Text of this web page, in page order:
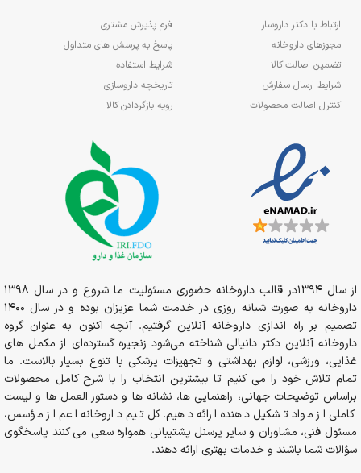
ارتباط با دکتر داروساز
مجوزهای داروخانه
تضمین اصالت کالا
شرایط ارسال سفارش
کنترل اصالت محصولات
فرم پذیرش مشتری
پاسخ به پرسش های متداول
شرایط استفاده
تاریخچه داروسازی
رویه بازگردادن کالا
از سال 1394در قالب داروخانه حضوری مسئولیت ما شروع و در سال 1398
داروخانه به صورت شبانه روزی در خدمت شما عزیزان بوده و در سال 1400
تصمیم بر راه اندازی داروخانه آنلاین گرفتیم. آنچه اکنون به عنوان گروه
داروخانه آنلاین دکتر دانیالی شناخته می‌شود زنجیره گسترده‌ای از مکمل های
غذایی، ورزشی، لوازم بهداشتی و تجهیزات پزشکی با تنوع بسیار بالاست. ما
تمام تلاش خود را می کنیم تا بیشترین انتخاب را با شرح کامل محصولات
براساس توضیحات جهانی، راهنمایی ها، نشانه ها و دستور العمل ها و لیست
کاملی از مواد تشکیل دهنده ارائه دهیم. کل تیم داروخانه اعم از مؤسس،
مسئول فنی، مشاوران و سایر پرسنل پشتیبانی همواره سعی می کنند پاسخگوی
سؤالات شما باشند و خدمات بهتری ارائه دهند.